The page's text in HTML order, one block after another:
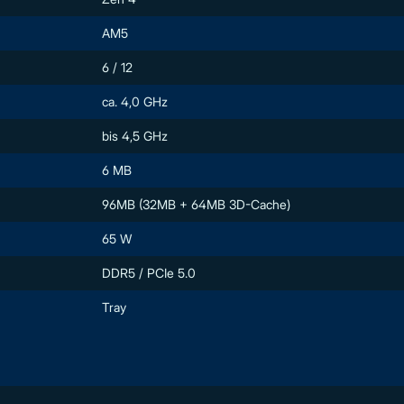
AM5
6 / 12
ca. 4,0 GHz
bis 4,5 GHz
6 MB
96MB (32MB + 64MB 3D-Cache)
65 W
DDR5 / PCIe 5.0
Tray